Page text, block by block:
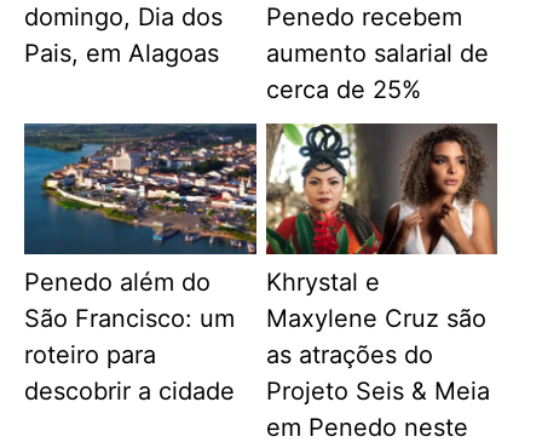
domingo, Dia dos
Pais, em Alagoas
Penedo recebem
aumento salarial de
cerca de 25%
Penedo além do
São Francisco: um
roteiro para
descobrir a cidade
Khrystal e
Maxylene Cruz são
as atrações do
Projeto Seis & Meia
em Penedo neste